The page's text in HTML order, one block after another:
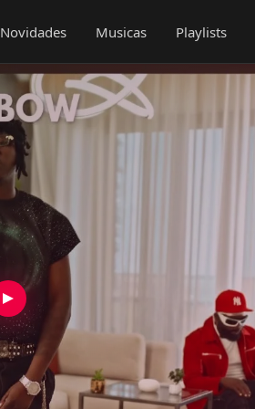
Novidades Musicas Playlists